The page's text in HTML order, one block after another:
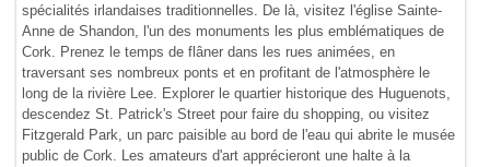
spécialités irlandaises traditionnelles. De là, visitez l'église Sainte-
Anne de Shandon, l'un des monuments les plus emblématiques de
Cork. Prenez le temps de flâner dans les rues animées, en
traversant ses nombreux ponts et en profitant de l'atmosphère le
long de la rivière Lee. Explorer le quartier historique des Huguenots,
descendez St. Patrick's Street pour faire du shopping, ou visitez
Fitzgerald Park, un parc paisible au bord de l'eau qui abrite le musée
public de Cork. Les amateurs d'art apprécieront une halte à la